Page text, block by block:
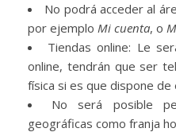
No podrá acceder al
por ejemplo Mi cuenta, o
Tiendas online: Le
online, tendrán que ser
física si es que dispone de
No será posible
geográficas como franja